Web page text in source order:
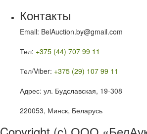
Контакты
Email: BelAuction.by@gmail.com
Тел: +375 (44) 707 99 11
Тел/Viber: +375 (29) 107 99 11
Адрес: ул. Будславская, 19-308
220053, Минск, Беларусь